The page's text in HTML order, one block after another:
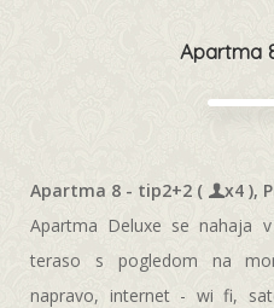
Apartma
Apartma 8 - tip2+2 ( x4 ),
Apartma Deluxe se nahaja
teraso s pogledom na
napravo, internet - wi fi,